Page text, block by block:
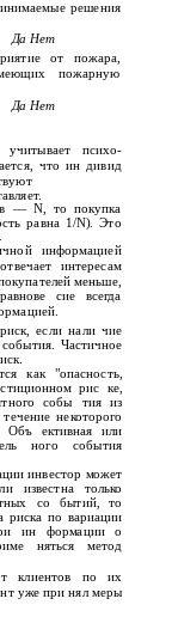
решения
Да Нет
от пожара,
пожарную
Да Нет
учитывает психо­
что ин­ дивид
— N, то покупка
равна 1/N). Это
информацией
интересам
меньше,
сие всегда
если нали­ чие
Частичное
как "опасность,
рис­ ке,
собы­ тия из
некоторого
Объ­ ективная или
ного события
инвестор может
известна только
со­ бытий, то
риска по вариации
ин­ формации о
няться метод
клиентов по их
уже при­ нял меры